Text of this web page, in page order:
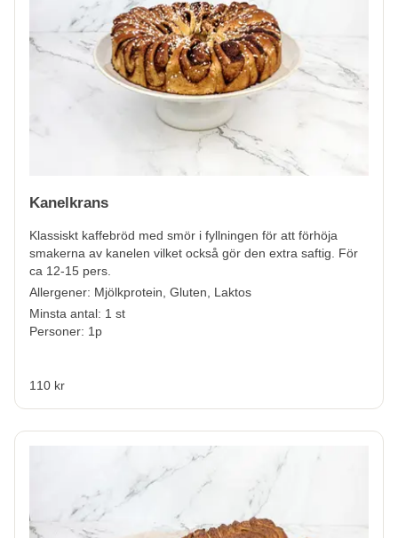
Kanelkrans
Klassiskt kaffebröd med smör i fyllningen för att förhöja
smakerna av kanelen vilket också gör den extra saftig. För
ca 12-15 pers.
Allergener: Mjölkprotein, Gluten, Laktos
Minsta antal: 1 st
Personer: 1p
110 kr